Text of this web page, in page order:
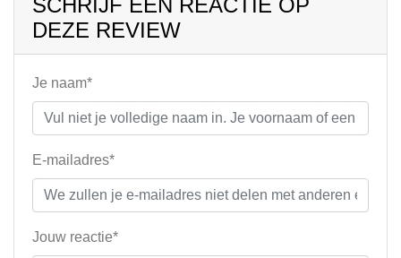
SCHRIJF EEN REACTIE OP
DEZE REVIEW
Je naam*
E-mailadres*
Jouw reactie*